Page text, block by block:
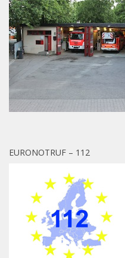
EURONOTRUF – 112